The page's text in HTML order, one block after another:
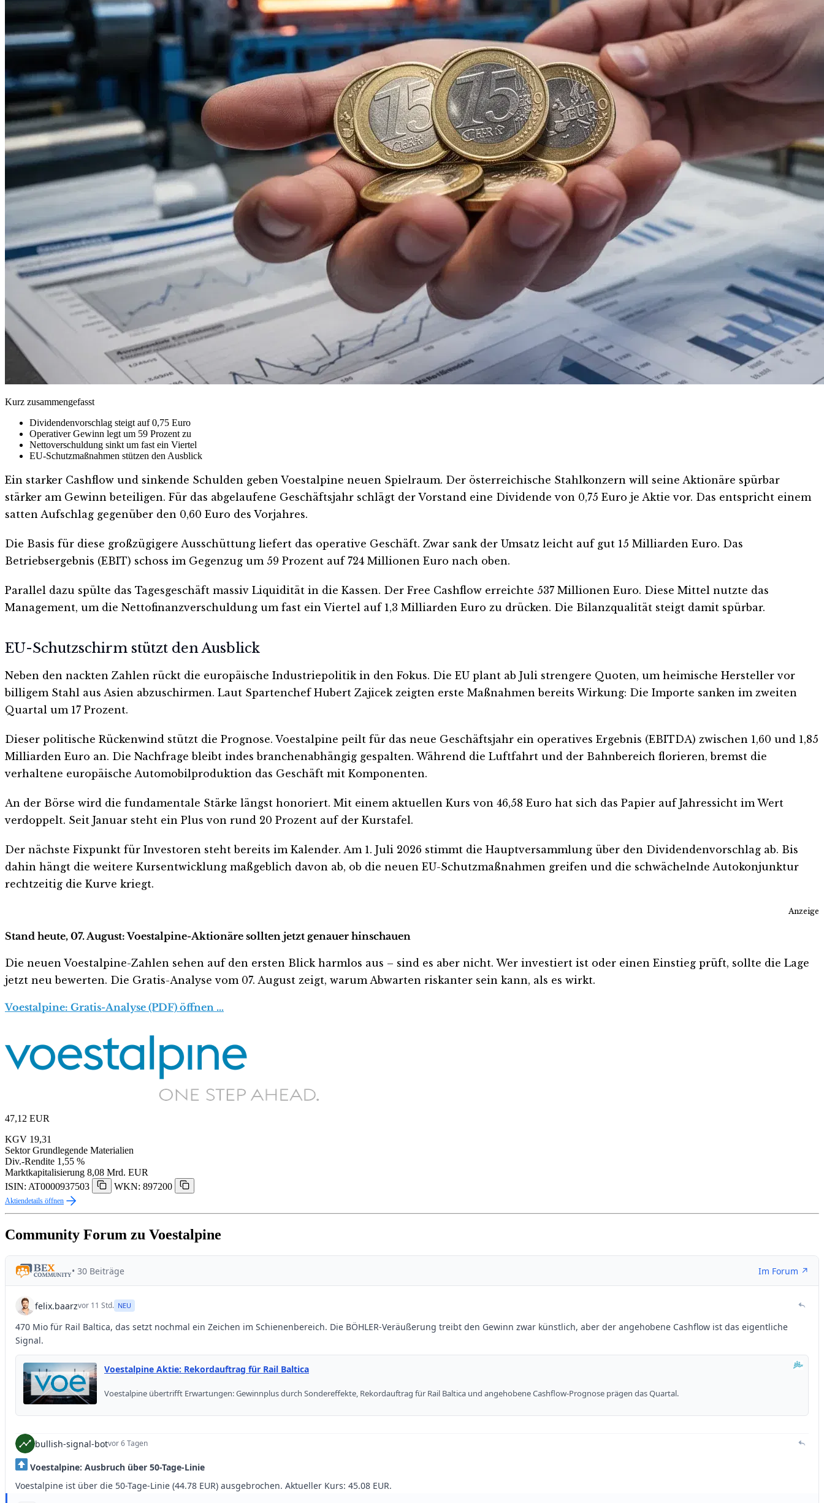
Kurz zusammengefasst
Dividendenvorschlag steigt auf 0,75 Euro
Operativer Gewinn legt um 59 Prozent zu
Nettoverschuldung sinkt um fast ein Viertel
EU-Schutzmaßnahmen stützen den Ausblick
Ein starker Cashflow und sinkende Schulden geben Voestalpine neuen Spielraum. Der österreichische Stahlkonzern will seine Aktionäre spürbar
stärker am Gewinn beteiligen. Für das abgelaufene Geschäftsjahr schlägt der Vorstand eine Dividende von 0,75 Euro je Aktie vor. Das entspricht einem
satten Aufschlag gegenüber den 0,60 Euro des Vorjahres.
Die Basis für diese großzügigere Ausschüttung liefert das operative Geschäft. Zwar sank der Umsatz leicht auf gut 15 Milliarden Euro. Das
Betriebsergebnis (EBIT) schoss im Gegenzug um 59 Prozent auf 724 Millionen Euro nach oben.
Parallel dazu spülte das Tagesgeschäft massiv Liquidität in die Kassen. Der Free Cashflow erreichte 537 Millionen Euro. Diese Mittel nutzte das
Management, um die Nettofinanzverschuldung um fast ein Viertel auf 1,3 Milliarden Euro zu drücken. Die Bilanzqualität steigt damit spürbar.
EU-Schutzschirm stützt den Ausblick
Neben den nackten Zahlen rückt die europäische Industriepolitik in den Fokus. Die EU plant ab Juli strengere Quoten, um heimische Hersteller vor
billigem Stahl aus Asien abzuschirmen. Laut Spartenchef Hubert Zajicek zeigten erste Maßnahmen bereits Wirkung: Die Importe sanken im zweiten
Quartal um 17 Prozent.
Dieser politische Rückenwind stützt die Prognose. Voestalpine peilt für das neue Geschäftsjahr ein operatives Ergebnis (EBITDA) zwischen 1,60 und 1,85
Milliarden Euro an. Die Nachfrage bleibt indes branchenabhängig gespalten. Während die Luftfahrt und der Bahnbereich florieren, bremst die
verhaltene europäische Automobilproduktion das Geschäft mit Komponenten.
An der Börse wird die fundamentale Stärke längst honoriert. Mit einem aktuellen Kurs von 46,58 Euro hat sich das Papier auf Jahressicht im Wert
verdoppelt. Seit Januar steht ein Plus von rund 20 Prozent auf der Kurstafel.
Der nächste Fixpunkt für Investoren steht bereits im Kalender. Am 1. Juli 2026 stimmt die Hauptversammlung über den Dividendenvorschlag ab. Bis
dahin hängt die weitere Kursentwicklung maßgeblich davon ab, ob die neuen EU-Schutzmaßnahmen greifen und die schwächelnde Autokonjunktur
rechtzeitig die Kurve kriegt.
Anzeige
Stand heute, 07. August: Voestalpine-Aktionäre sollten jetzt genauer hinschauen
Die neuen Voestalpine-Zahlen sehen auf den ersten Blick harmlos aus – sind es aber nicht. Wer investiert ist oder einen Einstieg prüft, sollte die Lage
jetzt neu bewerten. Die Gratis-Analyse vom 07. August zeigt, warum Abwarten riskanter sein kann, als es wirkt.
Voestalpine: Gratis-Analyse (PDF) öffnen …
47,12 EUR
KGV 19,31
Sektor Grundlegende Materialien
Div.-Rendite 1,55 %
Marktkapitalisierung 8,08 Mrd. EUR
ISIN: AT0000937503
WKN: 897200
Aktiendetails öffnen
Community Forum zu Voestalpine